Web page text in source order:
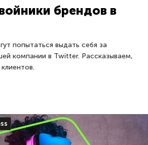
брендов в
попытаться выдать себя за
компании в Twitter. Рассказываем,